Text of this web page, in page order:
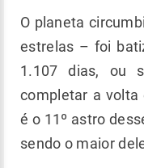
O planeta
estrelas – foi
1.107 dias, ou
completar a volta
é o 11º astro
sendo o maior